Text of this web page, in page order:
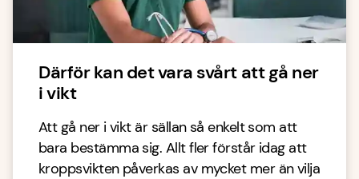
Därför kan det vara svårt att gå ner
i vikt
Att gå ner i vikt är sällan så enkelt som att
bara bestämma sig. Allt fler förstår idag att
kroppsvikten påverkas av mycket mer än vilja